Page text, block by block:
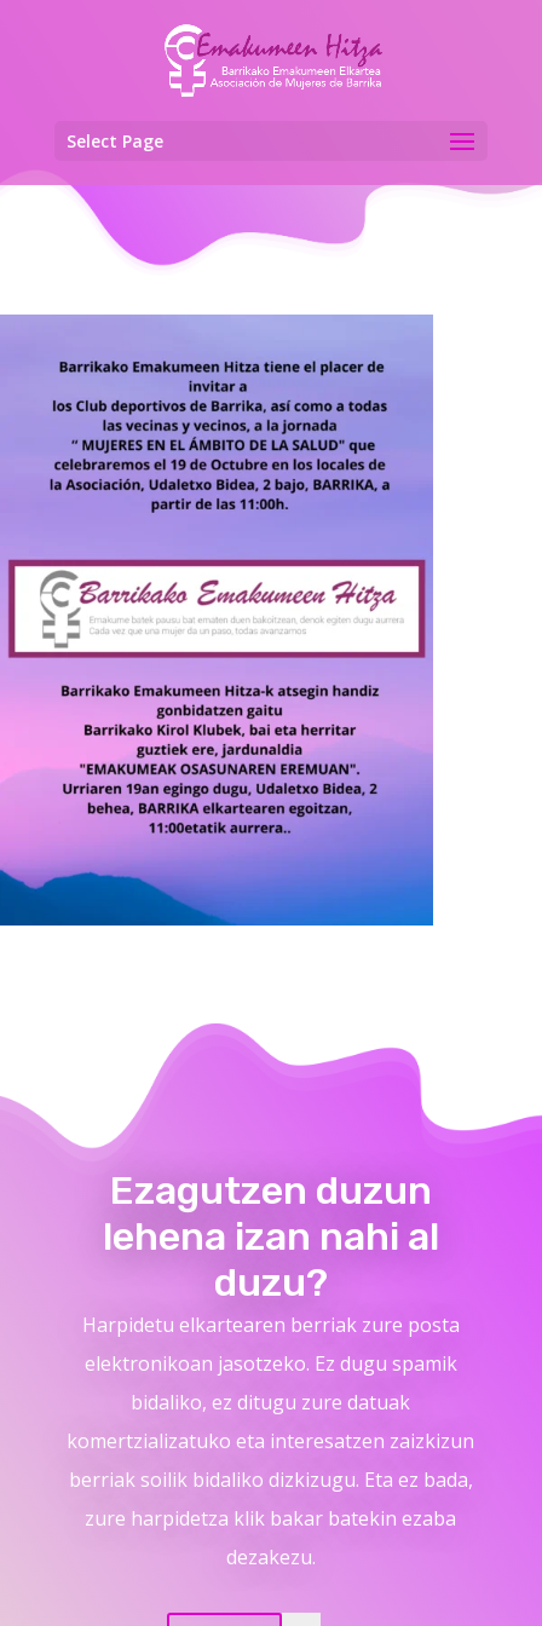
Select Page
Ezagutzen duzun
lehena izan nahi al
duzu?
Harpidetu elkartearen berriak zure posta
elektronikoan jasotzeko. Ez dugu spamik
bidaliko, ez ditugu zure datuak
komertzializatuko eta interesatzen zaizkizun
berriak soilik bidaliko dizkizugu. Eta ez bada,
zure harpidetza klik bakar batekin ezaba
dezakezu.